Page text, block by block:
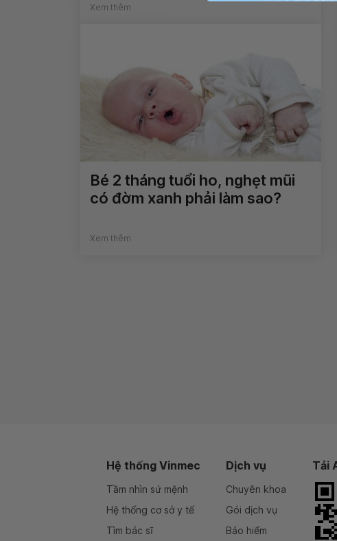
Xem thêm
Bé 2 tháng tuổi ho, nghẹt mũi
có đờm xanh phải làm sao?
Xem thêm
Hệ thống Vinmec
Tầm nhìn sứ mệnh
Hệ thống cơ sở y tế
Tìm bác sĩ
Dịch vụ
Chuyên khoa
Gói dịch vụ
Bảo hiểm
Tải